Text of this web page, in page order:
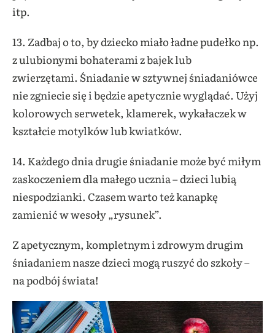
itp.
13. Zadbaj o to, by dziecko miało ładne pudełko np.
z ulubionymi bohaterami z bajek lub
zwierzętami. Śniadanie w sztywnej śniadaniówce
nie zgniecie się i będzie apetycznie wyglądać. Użyj
kolorowych serwetek, klamerek, wykałaczek w
kształcie motylków lub kwiatków.
14. Każdego dnia drugie śniadanie może być miłym
zaskoczeniem dla małego ucznia – dzieci lubią
niespodzianki. Czasem warto też kanapkę
zamienić w wesoły „rysunek”.
Z apetycznym, kompletnym i zdrowym drugim
śniadaniem nasze dzieci mogą ruszyć do szkoły –
na podbój świata!